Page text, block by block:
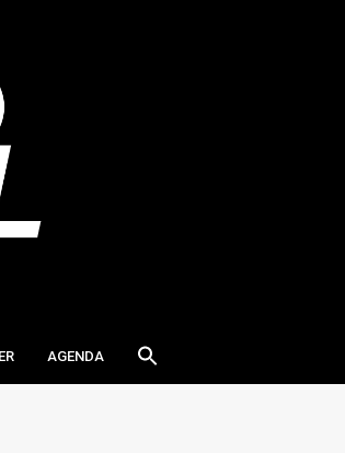
AGENDA